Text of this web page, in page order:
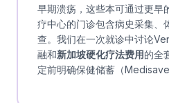
早期溃疡，这些本可通过更早
疗中心的门诊包含病史采集、
查。我们在一次就诊中讨论
融和新加坡硬化疗法费用的全
定前明确保健储蓄（Medisave